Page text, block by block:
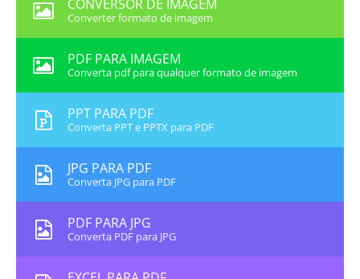
CONVERSOR DE IMAGEM
Converter formato de imagem
PDF PARA IMAGEM
Converta pdf para qualquer formato de imagem
PPT PARA PDF
Converta PPT e PPTX para PDF
JPG PARA PDF
Converta JPG para PDF
PDF PARA JPG
Converta PDF para JPG